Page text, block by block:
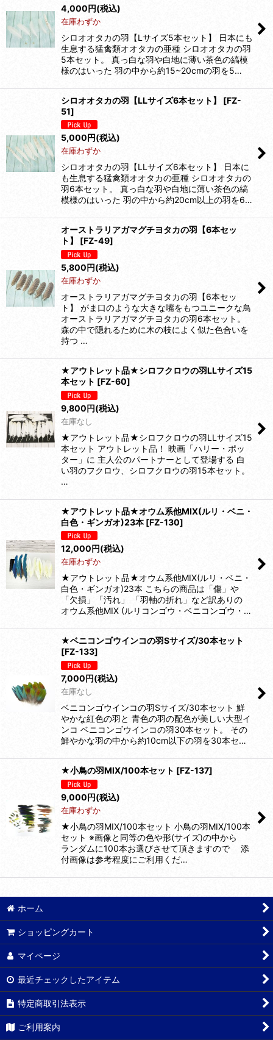
4,000円(税込)
在庫わずか
シロオオタカの羽【Lサイズ5本セット】 日本にも
生息する猛禽類オオタカの亜種 シロオオタカの羽
5本セット。 真っ白な羽や白地に薄い茶色の縞模
様のはいった 羽の中から約15~20cmの羽を5…
シロオオタカの羽【LLサイズ6本セット】 [FZ-
51]
5,000円(税込)
在庫わずか
シロオオタカの羽【LLサイズ6本セット】 日本に
も生息する猛禽類オオタカの亜種 シロオオタカの
羽6本セット。 真っ白な羽や白地に薄い茶色の縞
模様のはいった 羽の中から約20cm以上の羽を6…
オーストラリアガマグチヨタカの羽【6本セッ
ト】
[FZ-49]
5,800円(税込)
在庫わずか
オーストラリアガマグチヨタカの羽【6本セッ
ト】 がま口のような大きな嘴をもつユニークな鳥
オーストラリアガマグチヨタカの羽6本セット。
森の中で隠れるために木の枝によく似た色合いを
持つ …
★アウトレット品★シロフクロウの羽LLサイズ15
本セット [FZ-60]
9,800円(税込)
在庫なし
★アウトレット品★シロフクロウの羽LLサイズ15
本セット アウトレット品！ 映画「ハリー・ポッ
ター」に 主人公のパートナーとして登場する 白
い羽のフクロウ、シロフクロウの羽15本セット。
…
★アウトレット品★オウム系他MIX(ルリ・ベニ・
白色・ギンガオ)23本 [FZ-130]
12,000円(税込)
在庫わずか
★アウトレット品★オウム系他MIX(ルリ・ベニ・
白色・ギンガオ)23本 こちらの商品は「傷」や
「欠損」「汚れ」 「羽軸の折れ」など訳ありの
オウム系他MIX (ルリコンゴウ・ベニコンゴウ・…
★ベニコンゴウインコの羽Sサイズ/30本セット
[FZ-133]
7,000円(税込)
在庫なし
ベニコンゴウインコの羽Sサイズ/30本セット 鮮
やかな紅色の羽と 青色の羽の配色が美しい大型イ
ンコ ベニコンゴウインコの羽30本セット。 その
鮮やかな羽の中から約10cm以下の羽を30本セ…
★小鳥の羽MIX/100本セット [FZ-137]
9,000円(税込)
在庫わずか
★小鳥の羽MIX/100本セット 小鳥の羽MIX/100本
セット ※画像と同等の色や形(サイズ)の中から
ランダムに100本お選びさせて頂きますので 添
付画像は参考程度にご利用くだ…
ホーム
ショッピングカート
マイページ
最近チェックしたアイテム
特定商取引法表示
ご利用案内